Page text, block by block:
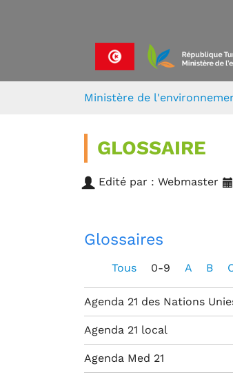
Ministère de
GLOSSAIRE
Edité par : Webmaster
Glossaires
Tous 0-9 A B
Agenda 21 des Nations
Agenda 21 local
Agenda Med 21